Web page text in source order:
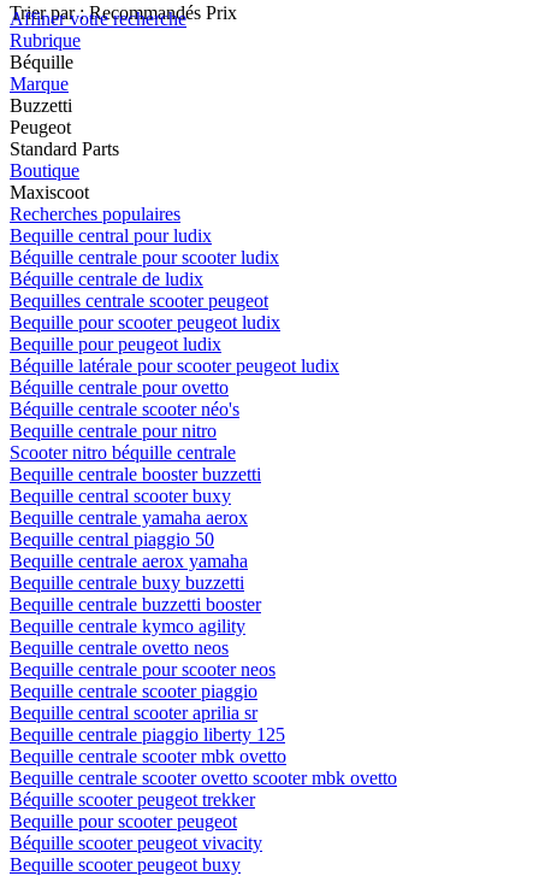
Trier par : Recommandés Prix
Affiner votre recherche
Rubrique
Béquille
Marque
Buzzetti
Peugeot
Standard Parts
Boutique
Maxiscoot
Recherches populaires
Bequille central pour ludix
Béquille centrale pour scooter ludix
Béquille centrale de ludix
Bequilles centrale scooter peugeot
Bequille pour scooter peugeot ludix
Bequille pour peugeot ludix
Béquille latérale pour scooter peugeot ludix
Béquille centrale pour ovetto
Béquille centrale scooter néo's
Bequille centrale pour nitro
Scooter nitro béquille centrale
Bequille centrale booster buzzetti
Bequille central scooter buxy
Bequille centrale yamaha aerox
Bequille central piaggio 50
Bequille centrale aerox yamaha
Bequille centrale buxy buzzetti
Bequille centrale buzzetti booster
Bequille centrale kymco agility
Bequille centrale ovetto neos
Bequille centrale pour scooter neos
Bequille centrale scooter piaggio
Bequille central scooter aprilia sr
Bequille centrale piaggio liberty 125
Bequille centrale scooter mbk ovetto
Bequille centrale scooter ovetto scooter mbk ovetto
Béquille scooter peugeot trekker
Bequille pour scooter peugeot
Béquille scooter peugeot vivacity
Bequille scooter peugeot buxy